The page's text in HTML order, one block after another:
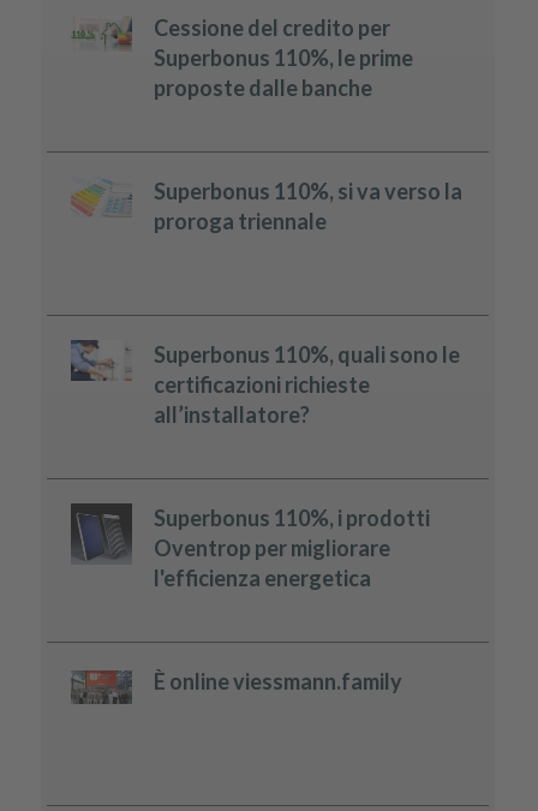
Cessione del credito per
Superbonus 110%, le prime
proposte dalle banche
Superbonus 110%, si va verso la
proroga triennale
Superbonus 110%, quali sono le
certificazioni richieste
all’installatore?
Superbonus 110%, i prodotti
Oventrop per migliorare
l'efficienza energetica
È online viessmann.family